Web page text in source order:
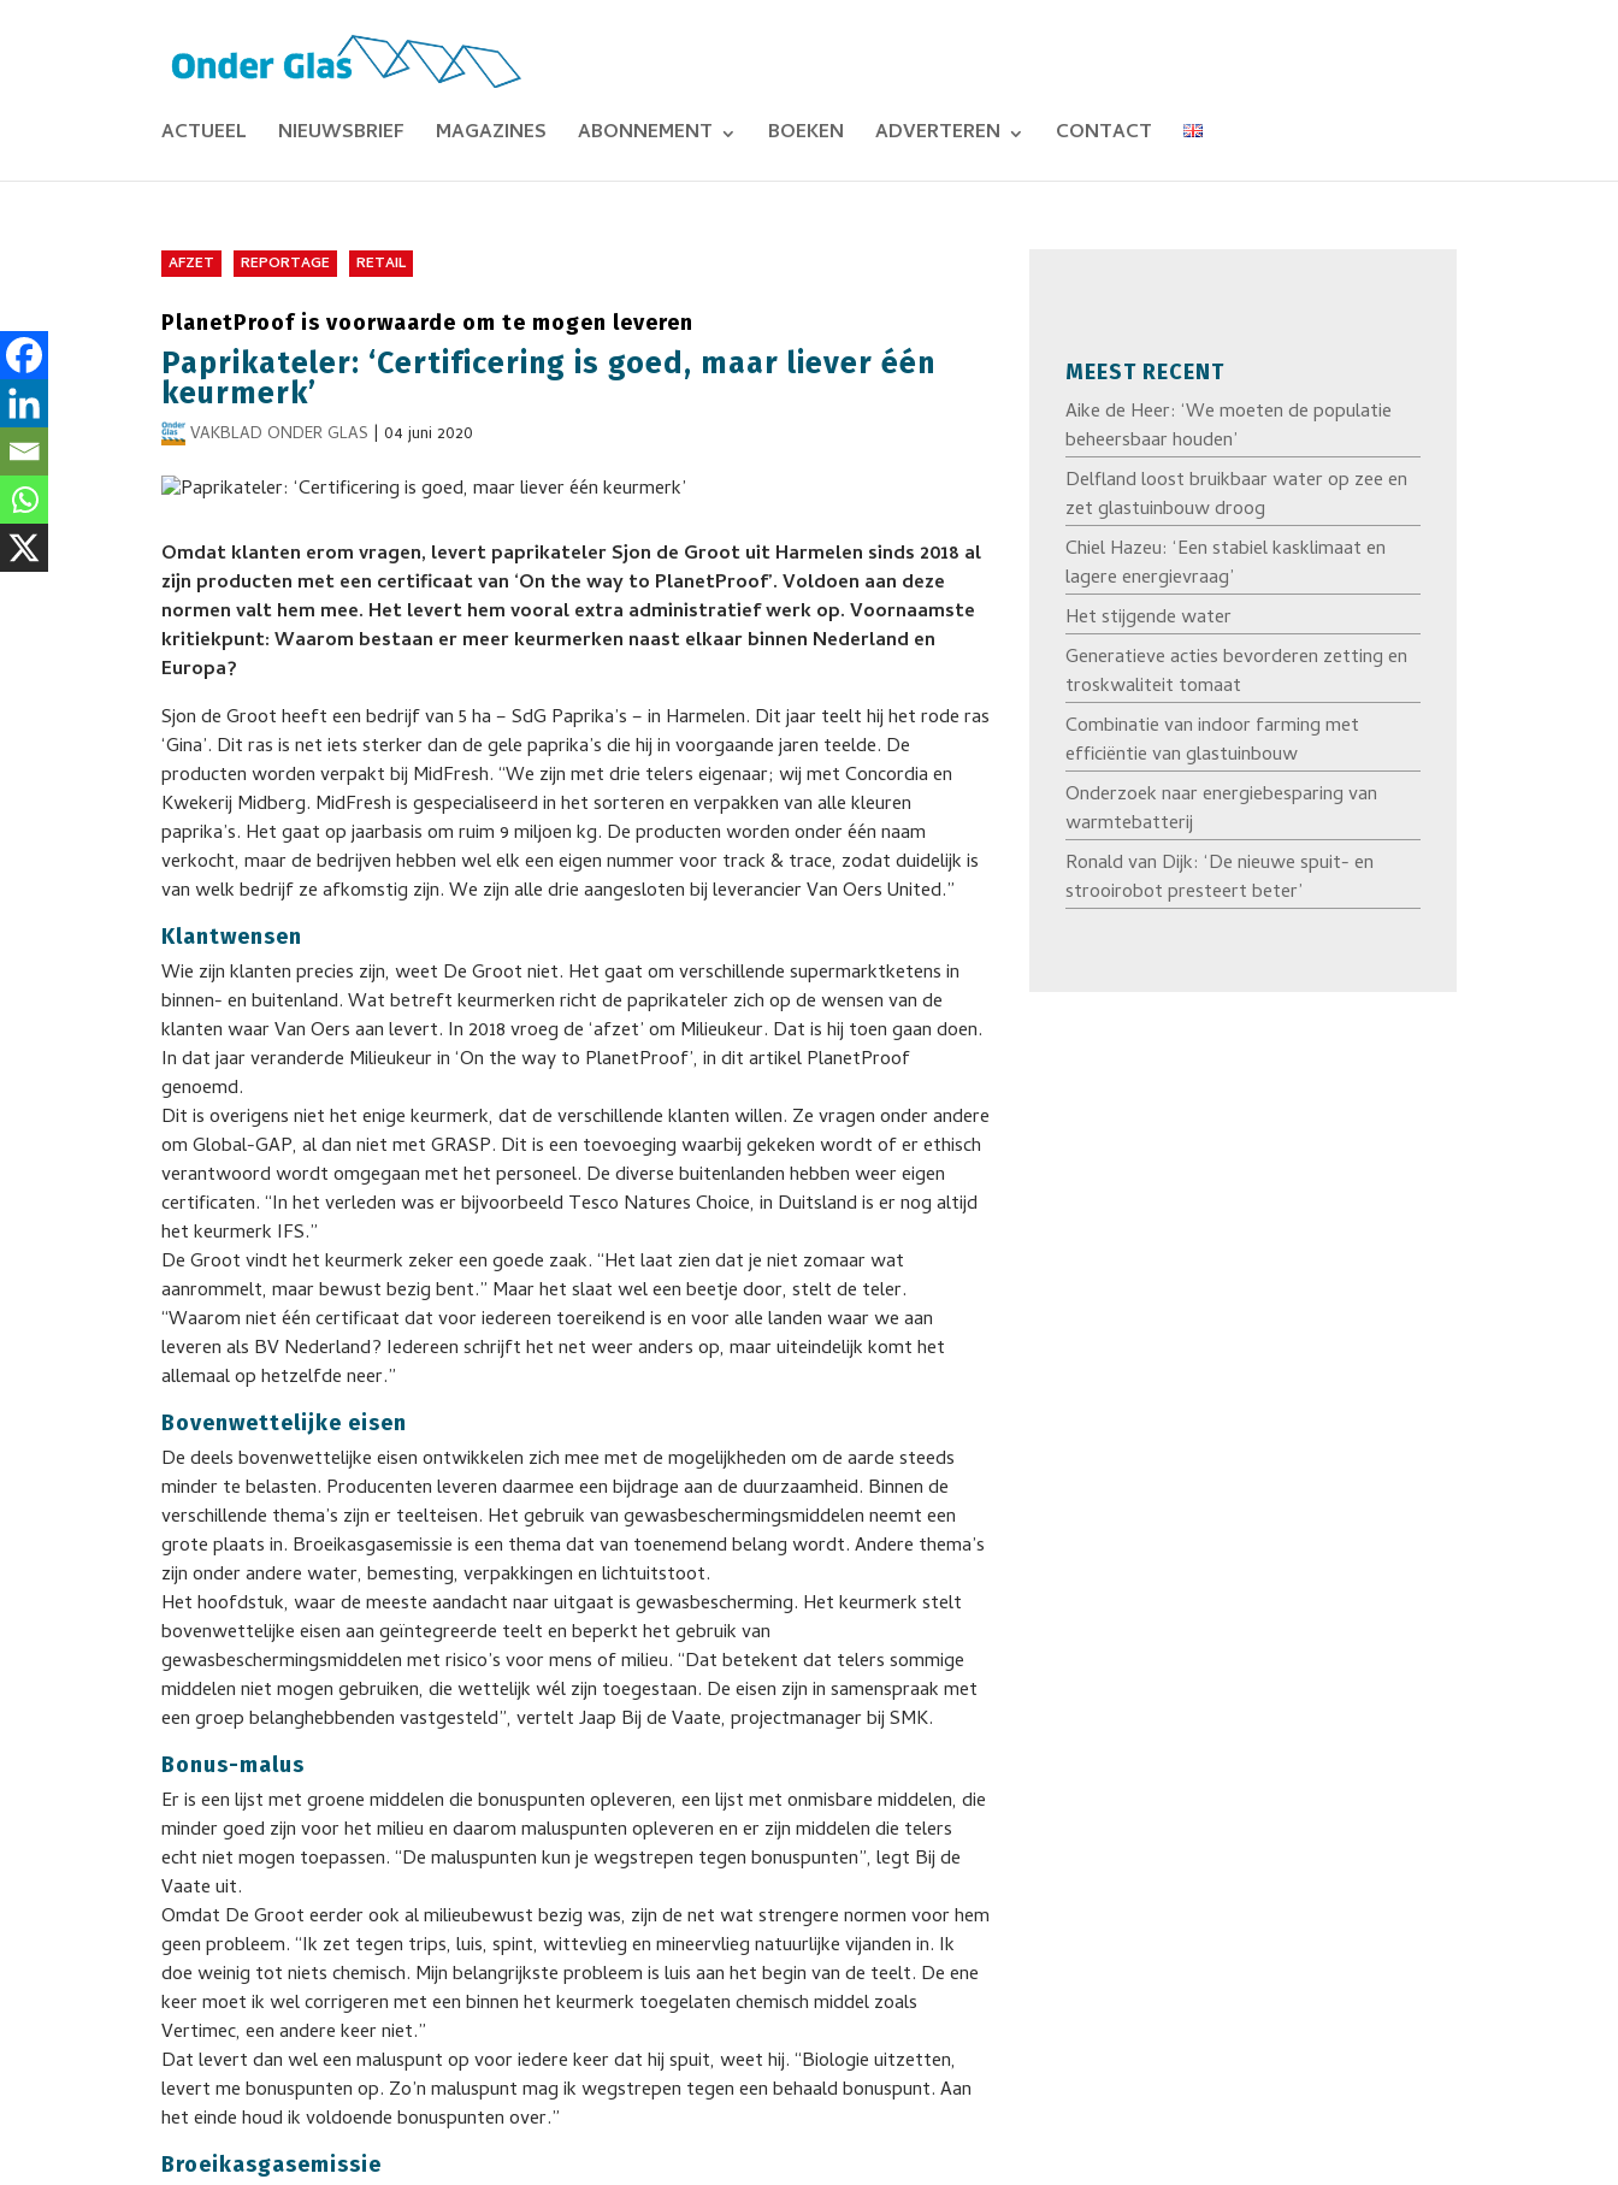
ACTUEEL NIEUWSBRIEF MAGAZINES ABONNEMENT BOEKEN ADVERTEREN CONTACT
AFZET REPORTAGE RETAIL
PlanetProof is voorwaarde om te mogen leveren
Paprikateler: ‘Certificering is goed, maar liever één
keurmerk’
VAKBLAD ONDER GLAS |04 juni 2020
Omdat klanten erom vragen, levert paprikateler Sjon de Groot uit Harmelen sinds 2018 al
zijn producten met een certificaat van ‘On the way to PlanetProof’. Voldoen aan deze
normen valt hem mee. Het levert hem vooral extra administratief werk op. Voornaamste
kritiekpunt: Waarom bestaan er meer keurmerken naast elkaar binnen Nederland en
Europa?
Sjon de Groot heeft een bedrijf van 5 ha – SdG Paprika’s – in Harmelen. Dit jaar teelt hij het rode ras
‘Gina’. Dit ras is net iets sterker dan de gele paprika’s die hij in voorgaande jaren teelde. De
producten worden verpakt bij MidFresh. “We zijn met drie telers eigenaar; wij met Concordia en
Kwekerij Midberg. MidFresh is gespecialiseerd in het sorteren en verpakken van alle kleuren
paprika’s. Het gaat op jaarbasis om ruim 9 miljoen kg. De producten worden onder één naam
verkocht, maar de bedrijven hebben wel elk een eigen nummer voor track & trace, zodat duidelijk is
van welk bedrijf ze afkomstig zijn. We zijn alle drie aangesloten bij leverancier Van Oers United.”
Klantwensen
Wie zijn klanten precies zijn, weet De Groot niet. Het gaat om verschillende supermarktketens in
binnen- en buitenland. Wat betreft keurmerken richt de paprikateler zich op de wensen van de
klanten waar Van Oers aan levert. In 2018 vroeg de ‘afzet’ om Milieukeur. Dat is hij toen gaan doen.
In dat jaar veranderde Milieukeur in ‘On the way to PlanetProof’, in dit artikel PlanetProof
genoemd.
Dit is overigens niet het enige keurmerk, dat de verschillende klanten willen. Ze vragen onder andere
om Global-GAP, al dan niet met GRASP. Dit is een toevoeging waarbij gekeken wordt of er ethisch
verantwoord wordt omgegaan met het personeel. De diverse buitenlanden hebben weer eigen
certificaten. “In het verleden was er bijvoorbeeld Tesco Natures Choice, in Duitsland is er nog altijd
het keurmerk IFS.”
De Groot vindt het keurmerk zeker een goede zaak. “Het laat zien dat je niet zomaar wat
aanrommelt, maar bewust bezig bent.” Maar het slaat wel een beetje door, stelt de teler.
“Waarom niet één certificaat dat voor iedereen toereikend is en voor alle landen waar we aan
leveren als BV Nederland? Iedereen schrijft het net weer anders op, maar uiteindelijk komt het
allemaal op hetzelfde neer.”
Bovenwettelijke eisen
De deels bovenwettelijke eisen ontwikkelen zich mee met de mogelijkheden om de aarde steeds
minder te belasten. Producenten leveren daarmee een bijdrage aan de duurzaamheid. Binnen de
verschillende thema’s zijn er teelteisen. Het gebruik van gewasbeschermingsmiddelen neemt een
grote plaats in. Broeikasgasemissie is een thema dat van toenemend belang wordt. Andere thema’s
zijn onder andere water, bemesting, verpakkingen en lichtuitstoot.
Het hoofdstuk, waar de meeste aandacht naar uitgaat is gewasbescherming. Het keurmerk stelt
bovenwettelijke eisen aan geïntegreerde teelt en beperkt het gebruik van
gewasbeschermingsmiddelen met risico’s voor mens of milieu. “Dat betekent dat telers sommige
middelen niet mogen gebruiken, die wettelijk wél zijn toegestaan. De eisen zijn in samenspraak met
een groep belanghebbenden vastgesteld”, vertelt Jaap Bij de Vaate, projectmanager bij SMK.
Bonus-malus
Er is een lijst met groene middelen die bonuspunten opleveren, een lijst met onmisbare middelen, die
minder goed zijn voor het milieu en daarom maluspunten opleveren en er zijn middelen die telers
echt niet mogen toepassen. “De maluspunten kun je wegstrepen tegen bonuspunten”, legt Bij de
Vaate uit.
Omdat De Groot eerder ook al milieubewust bezig was, zijn de net wat strengere normen voor hem
geen probleem. “Ik zet tegen trips, luis, spint, wittevlieg en mineervlieg natuurlijke vijanden in. Ik
doe weinig tot niets chemisch. Mijn belangrijkste probleem is luis aan het begin van de teelt. De ene
keer moet ik wel corrigeren met een binnen het keurmerk toegelaten chemisch middel zoals
Vertimec, een andere keer niet.”
Dat levert dan wel een maluspunt op voor iedere keer dat hij spuit, weet hij. “Biologie uitzetten,
levert me bonuspunten op. Zo’n maluspunt mag ik wegstrepen tegen een behaald bonuspunt. Aan
het einde houd ik voldoende bonuspunten over.”
Broeikasgasemissie
MEEST RECENT
Aike de Heer: ‘We moeten de populatie
beheersbaar houden’
Delfland loost bruikbaar water op zee en
zet glastuinbouw droog
Chiel Hazeu: ‘Een stabiel kasklimaat en
lagere energievraag’
Het stijgende water
Generatieve acties bevorderen zetting en
troskwaliteit tomaat
Combinatie van indoor farming met
efficiëntie van glastuinbouw
Onderzoek naar energiebesparing van
warmtebatterij
Ronald van Dijk: ‘De nieuwe spuit- en
strooirobot presteert beter’